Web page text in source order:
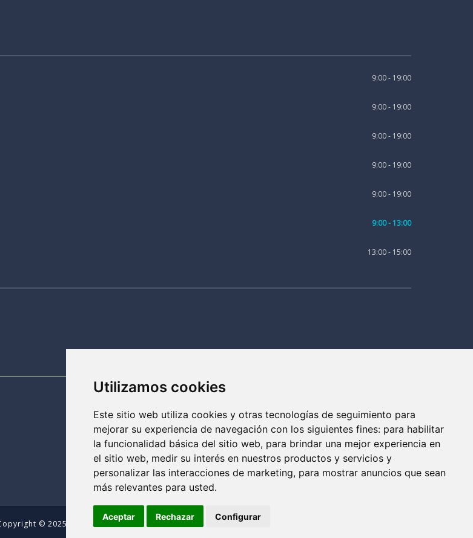
Utilizamos cookies
Este sitio web utiliza cookies y otras tecnologías de seguimiento para
mejorar su experiencia de navegación con los siguientes fines: para habilitar
la funcionalidad básica del sitio web, para brindar una mejor experiencia en
el sitio web, medir su interés en nuestros productos y servicios y
personalizar las interacciones de marketing, para mostrar anuncios que sean
más relevantes para usted.
Aceptar Rechazar Configurar
9:00 - 19:00
9:00 - 19:00
9:00 - 19:00
9:00 - 19:00
9:00 - 19:00
9:00 - 13:00
13:00 - 15:00
© 2025 Dental Clarident